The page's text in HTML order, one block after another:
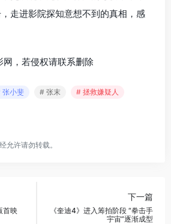
走进影院探知意想不到的真相，感
，若侵权请联系删除
张小斐 # 张末
# 拯救嫌疑人
允许请勿转载。
首映
下一篇
《奎迪4》进入筹拍阶段 “拳击手
宇宙”逐渐成型